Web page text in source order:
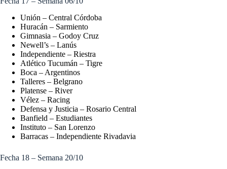
Unión – Central Córdoba
Huracán – Sarmiento
Gimnasia – Godoy Cruz
Newell’s – Lanús
Independiente – Riestra
Atlético Tucumán – Tigre
Boca – Argentinos
Talleres – Belgrano
Platense – River
Vélez – Racing
Defensa y Justicia – Rosario Central
Banfield – Estudiantes
Instituto – San Lorenzo
Barracas – Independiente Rivadavia
Fecha 18 – Semana 20/10